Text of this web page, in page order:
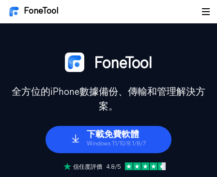
FoneTool
FoneTool
全方位的iPhone數據備份、傳輸和管理解決方
案。
下載免費軟體
Windows 11/10/8.1/8/7
信任度評價 4.8/5